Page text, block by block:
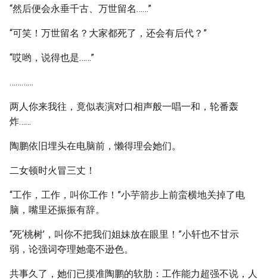
“然后便会永垂千古、万世留名……”
“可笑！万世留名？大家都死了，还会有后代？”
“哎哟，说得也是……”
…………
两人你来我往，竟似表演对口相声般一唱一和，轮番轰
炸……
陶鹏依旧埋头在电脑前，懒得理会她们。
二女顿时火冒三丈！
“工作，工作，叫你工作！”小芋箭步上前蛮横地关掉了电
脑，嘴里还振振有辞。
“死‘桃树’，叫你不把我们姐妹放在眼里！”小轩也不甘示
弱，论强词夺理她毫不逊色。
共事久了，她们已摸准陶鹏的软肋：工作能力超强不说，人